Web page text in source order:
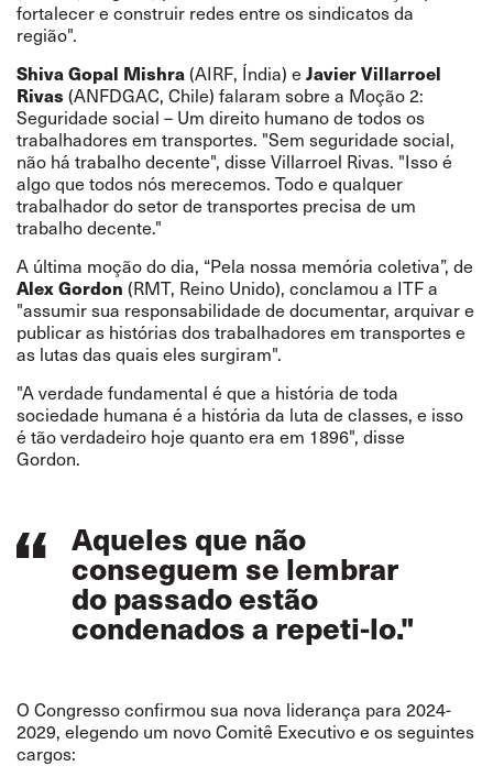
fortalecer e construir redes entre os sindicatos da
região".
Shiva Gopal Mishra(AIRF, Índia) e Javier Villarroel
Rivas (ANFDGAC, Chile) falaram sobre a Moção 2:
Seguridade social – Um direito humano de todos os
trabalhadores em transportes. "Sem seguridade social,
não há trabalho decente", disse Villarroel Rivas. "Isso é
algo que todos nós merecemos. Todo e qualquer
trabalhador do setor de transportes precisa de um
trabalho decente."
A última moção do dia, “Pela nossa memória coletiva”, de
Alex Gordon (RMT, Reino Unido), conclamou a ITF a
"assumir sua responsabilidade de documentar, arquivar e
publicar as histórias dos trabalhadores em transportes e
as lutas das quais eles surgiram".
"A verdade fundamental é que a história de toda
sociedade humana é a história da luta de classes, e isso
é tão verdadeiro hoje quanto era em 1896", disse
Gordon.
Aqueles que não
conseguem se lembrar
do passado estão
condenados a repeti-lo."
O Congresso confirmou sua nova liderança para 2024-
2029, elegendo um novo Comitê Executivo e os seguintes
cargos: